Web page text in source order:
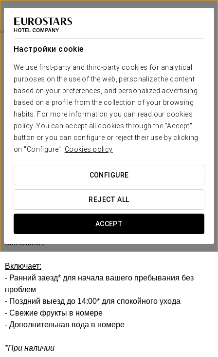
Настройки cookie
We use first-party and third-party cookies for analytical
purposes on the use of the web, personalize the content
based on your preferences, and personalized advertising
based on a profile from the collection of your browsing
habits. For more information you can read our cookies
policy. You can accept all cookies through the "Accept"
button or you can configure or reject their use by clicking
on "Configure". Cookies policy
CONFIGURE
REJECT ALL
ACCEPT
Exe Cuenca
КУЭНКА
Комфортный Опыт
15 €
Комфортный опыт
Гибкий график, всё продумано, чтобы подстроиться под
В отеле Exe Cuenca мы создали этот комфортный опыт с
заботой о вашей эффективности и удобстве. Без спешки,
без хлопот.
Включает:
- Ранний заезд* для начала вашего пребывания без
проблем
- Поздний выезд до 14:00* для спокойного ухода
- Свежие фрукты в номере
- Дополнительная вода в номере
*При наличии